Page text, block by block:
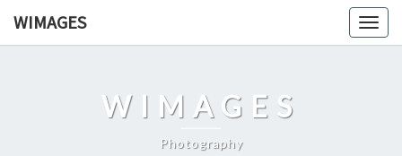
GaWIMAGES
WIMAGES
Photography